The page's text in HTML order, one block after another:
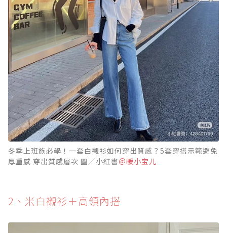
冬季上班族必學！一套白襯衫如何穿出質感？5套穿搭示範避免
厚重感 穿出質感層次 圖／小紅書＠暖小宝儿
2️、米白襯衫＋高領內搭